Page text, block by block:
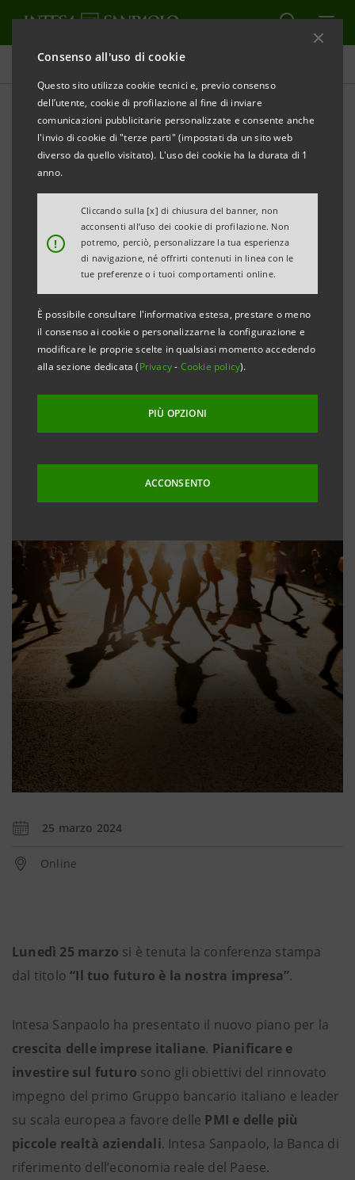
Consenso all'uso di cookie
Questo sito utilizza cookie tecnici e, previo consenso
dell’utente, cookie di profilazione al fine di inviare
comunicazioni pubblicitarie personalizzate e consente anche
l'invio di cookie di "terze parti" (impostati da un sito web
diverso da quello visitato). L'uso dei cookie ha la durata di 1
anno.
!
Cliccando sulla [x] di chiusura del banner, non
acconsenti all’uso dei cookie di profilazione. Non
potremo, perciò, personalizzare la tua esperienza
di navigazione, né offrirti contenuti in linea con le
tue preferenze o i tuoi comportamenti online.
È possibile consultare l'informativa estesa, prestare o meno
il consenso ai cookie o personalizzarne la configurazione e
modificare le proprie scelte in qualsiasi momento accedendo
alla sezione dedicata (Privacy- Cookie policy).
PIÙ OPZIONI
ACCONSENTO
Tutti gli eventi sostenuti dalla banca
ECONOMIA
Il tuo futuro è la nostra
impresa
25 marzo 2024
Online
Lunedì 25 marzo si è tenuta la conferenza stampa
dal titolo“Il tuo futuro è la nostra impresa”.
Intesa Sanpaolo ha presentato il nuovo piano per la
crescita delle imprese italiane. Pianificare e
investire sul futuro sono gli obiettivi del rinnovato
impegno del primo Gruppo bancario italiano e leader
su scala europea a favore delle PMI e delle più
piccole realtà aziendali. Intesa Sanpaolo, la Banca di
riferimento dell’economia reale del Paese.